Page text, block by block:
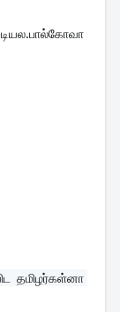
தமிழர்கள்னா